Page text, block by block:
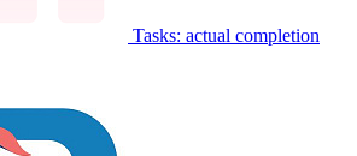
Tasks: actual completion